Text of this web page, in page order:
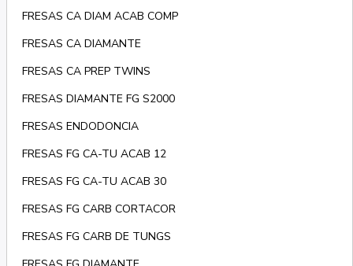
FRESAS CA DIAM ACAB COMP
FRESAS CA DIAMANTE
FRESAS CA PREP TWINS
FRESAS DIAMANTE FG S2000
FRESAS ENDODONCIA
FRESAS FG CA-TU ACAB 12
FRESAS FG CA-TU ACAB 30
FRESAS FG CARB CORTACOR
FRESAS FG CARB DE TUNGS